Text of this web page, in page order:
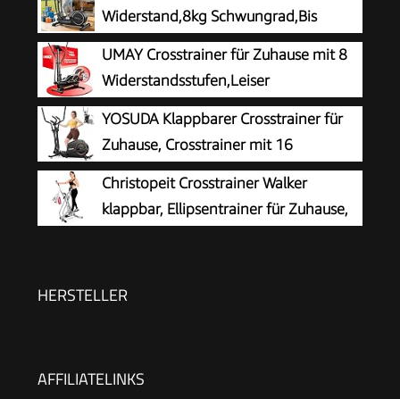
Widerstand,8kg Schwungrad,Bis
150kg
UMAY Crosstrainer für Zuhause mit 8
Widerstandsstufen,Leiser
YOSUDA ​​Klappbarer Crosstrainer für
Zuhause, Crosstrainer mit 16
Widerstandsstufen, Ultraleiser für
Cardio, LCD-Display & Transportrollen
Christopeit Crosstrainer Walker
klappbar, Ellipsentrainer für Zuhause,
extra Bauchpolster
HERSTELLER
AFFILIATELINKS